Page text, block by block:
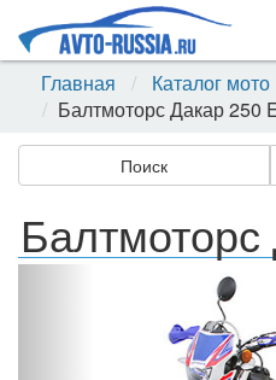
Главная
Каталог мото
Балтмоторс Дакар 250
Поиск